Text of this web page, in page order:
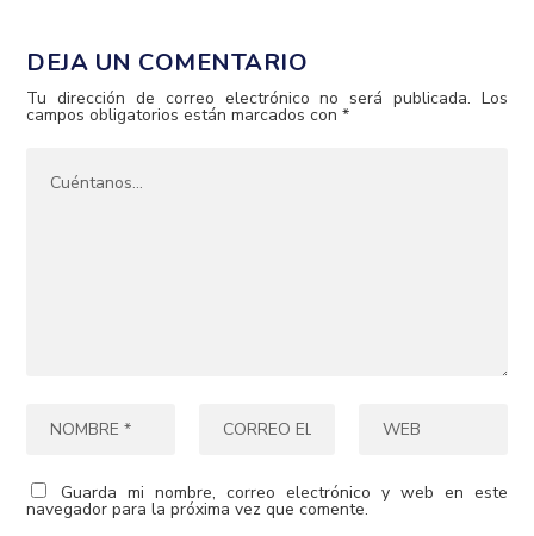
DEJA UN COMENTARIO
Tu dirección de correo electrónico no será publicada. Los
campos obligatorios están marcados con*
Guarda mi nombre, correo electrónico y web en este
navegador para la próxima vez que comente.